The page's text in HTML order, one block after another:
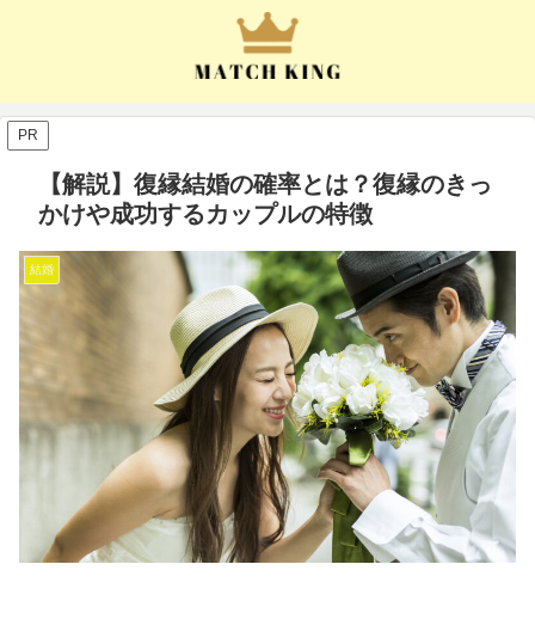
PR
【解説】復縁結婚の確率とは？復縁のきっ
かけや成功するカップルの特徴
結婚